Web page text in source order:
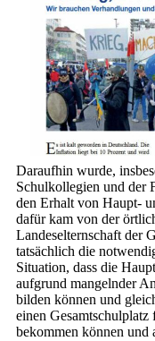
Daraufhin wurde,
Schulkollegien und der
den Erhalt von Haupt-
dafür kam von der
Landeselternschaft der
tatsächlich die
Situation, dass die
aufgrund mangelnder
bilden können und
einen
bekommen können und